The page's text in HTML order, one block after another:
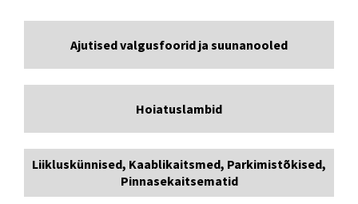
Ajutised valgusfoorid ja suunanooled
Hoiatuslambid
Liikluskünnised, Kaablikaitsmed, Parkimistõkised,
Pinnasekaitsematid